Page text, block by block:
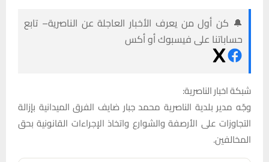
🔔 كن أول من يعرف الأخبار العاجلة عن الناصرية– تابع
حساباتنا على فيسبوك أو أكس
شبكة اخبار الناصرية:
وجّه مدير بلدية الناصرية محمد جبار ضايف الفرق الميدانية بإزالة
التجاوزات على الأرصفة والشوارع واتخاذ الإجراءات القانونية بحق
المخالفين.